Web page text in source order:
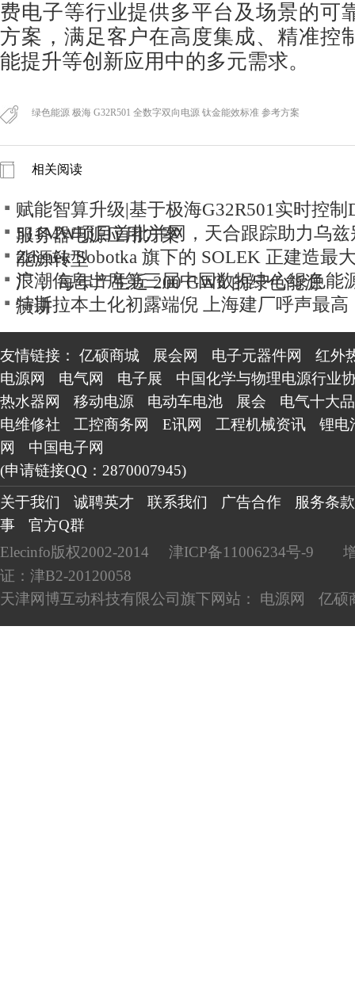
费电子等行业提供多平台及场景的可
方案，满足客户在高度集成、精准控
能提升等创新应用中的多元需求。
绿色能源 极海 G32R501 全数字双向电源 钛金能效标准 参考方案
相关阅读
赋能智算升级|基于极海G32R501实时控制
服务器电源应用方案
511MW项目首批并网，天合跟踪助力乌
能源转型
Zdeněk Sobotka 旗下的 SOLEK 正建造最
厂， 每年产生近 200 GWh 的绿色能源
浪潮信息出席第三届中国数据中心绿色能
演讲
特斯拉本土化初露端倪 上海建厂呼声最高
友情链接： 亿硕商城 展会网 电子元器件网
红外
电源网
电气网 电子展
中国化学与物理电源行业
热水器网
移动电源 电动车电池 展会
电气十大
电维修社
工控商务网 E讯网 工程机械资讯
锂电
网
中国电子网
(申请链接QQ：2870007945)
关于我们
诚聘英才 联系我们 广告合作
服务条款
事
官方Q群
Elecinfo版权2002-2014
津ICP备11006234号-9
证：津B2-20120058
天津网博互动科技有限公司旗下网站： 电源网 亿硕